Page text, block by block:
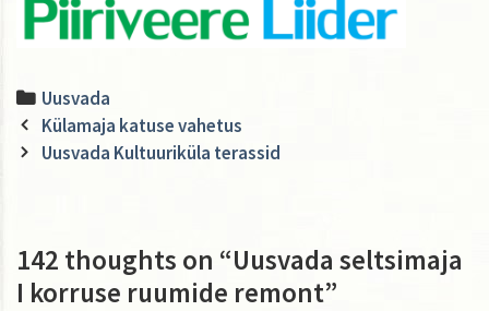
Categories
Uusvada
Post
navigation
Külamaja katuse vahetus
Uusvada Kultuuriküla terassid
142 thoughts on “Uusvada seltsimaja
I korruse ruumide remont”